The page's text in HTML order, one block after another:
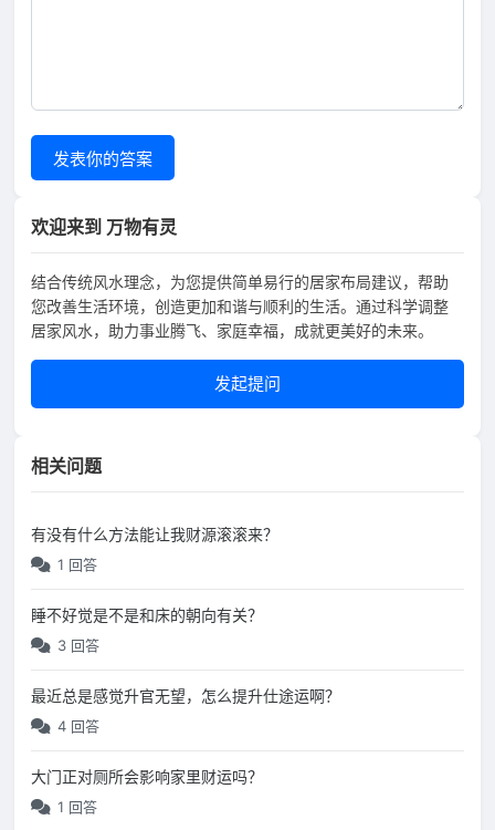
发表你的答案
欢迎来到 万物有灵
结合传统风水理念，为您提供简单易行的居家布局建议，帮助
您改善生活环境，创造更加和谐与顺利的生活。通过科学调整
居家风水，助力事业腾飞、家庭幸福，成就更美好的未来。
发起提问
相关问题
有没有什么方法能让我财源滚滚来？
1 回答
睡不好觉是不是和床的朝向有关？
3 回答
最近总是感觉升官无望，怎么提升仕途运啊？
4 回答
大门正对厕所会影响家里财运吗？
1 回答